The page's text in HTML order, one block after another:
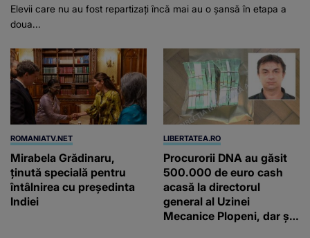
Elevii care nu au fost repartizați încă mai au o șansă în etapa a
doua...
ROMANIATV.NET
Mirabela Grădinaru,
ţinută specială pentru
întâlnirea cu preşedinta
Indiei
LIBERTATEA.RO
Procurorii DNA au găsit
500.000 de euro cash
acasă la directorul
general al Uzinei
Mecanice Plopeni, dar și